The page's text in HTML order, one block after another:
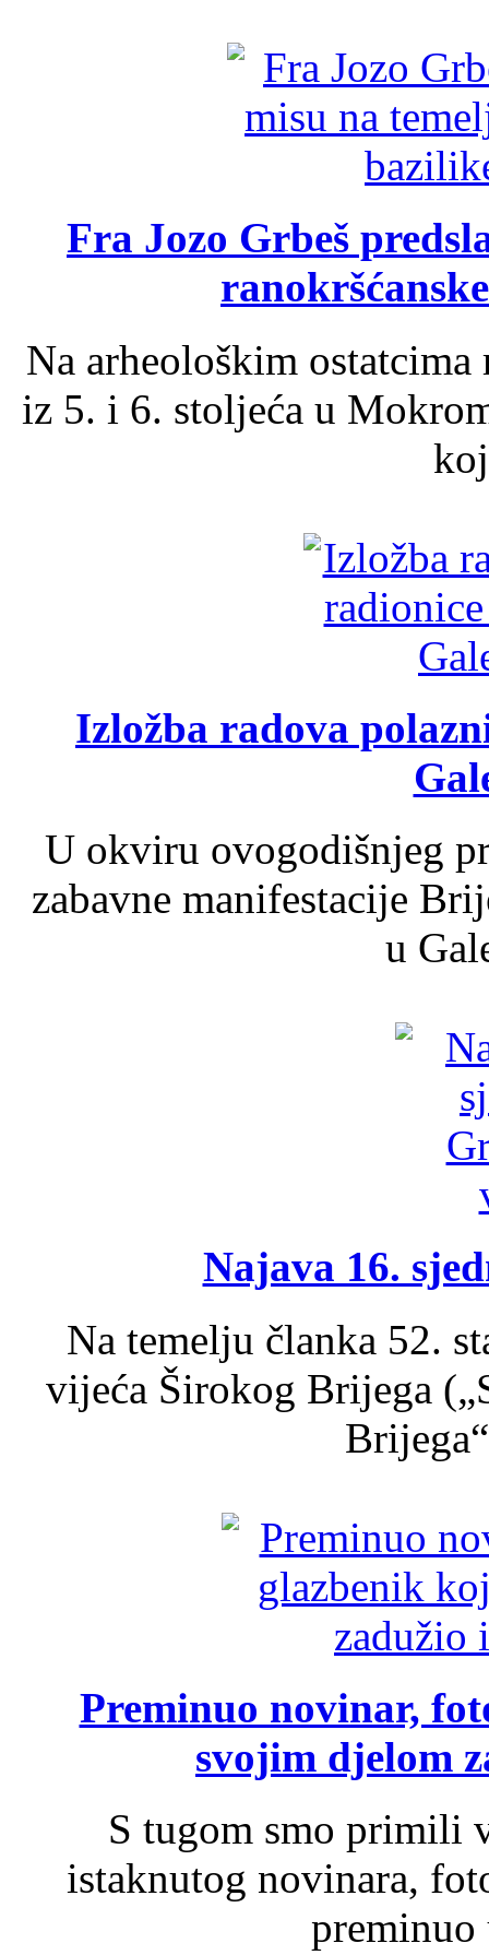
Fra Jozo Grbeš
Na arheološkim
iz 5. i 6. stoljeća u
Izložba radova
U okviru ovogodišnjeg
zabavne manifestacije
u
Najava 16.
Na temelju članka 52.
vijeća Širokog Brijega
Preminuo novinar,
svojim djelom
S tugom smo primili
istaknutog novinara,